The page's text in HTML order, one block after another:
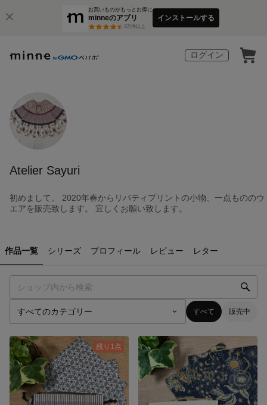
お買いものがもっとお得に
minneのアプリ
3万件以上
インストールする
ログイン
Atelier Sayuri
初めまして。 2020年春からリバティプリントの小物、一点もののウ
エアを販売致します。 宜しくお願い致します。
作品一覧 シリーズ プロフィール レビュー レター
すべて 販売中
残り1点